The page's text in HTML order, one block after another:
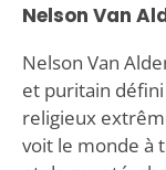
Nelson Van
Nelson Van
et puritain
religieux
voit le monde à